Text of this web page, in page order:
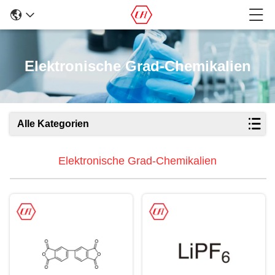
Elektronische Grad-Chemikalien
Alle Kategorien
Elektronische Grad-Chemikalien